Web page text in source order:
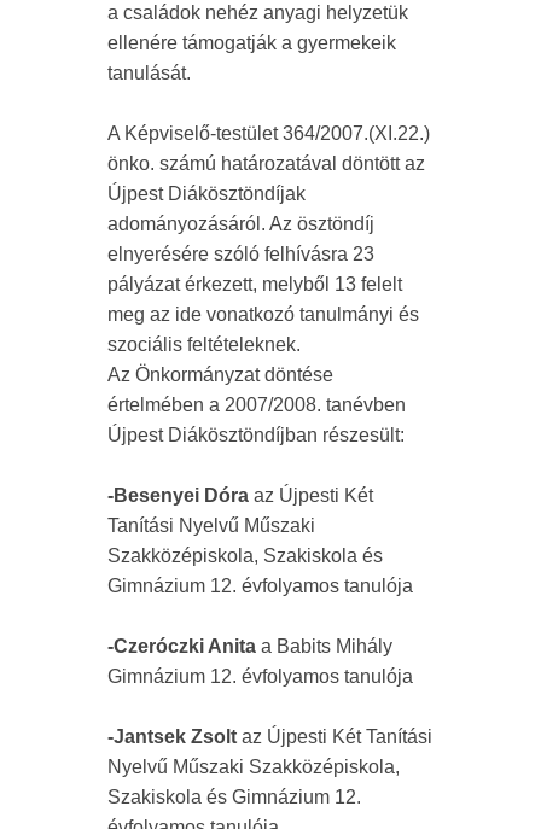
a családok nehéz anyagi helyzetük
ellenére támogatják a gyermekeik
tanulását.
A Képviselő-testület 364/2007.(XI.22.)
önko. számú határozatával döntött az
Újpest Diákösztöndíjak
adományozásáról. Az ösztöndíj
elnyerésére szóló felhívásra 23
pályázat érkezett, melyből 13 felelt
meg az ide vonatkozó tanulmányi és
szociális feltételeknek.
Az Önkormányzat döntése
értelmében a 2007/2008. tanévben
Újpest Diákösztöndíjban részesült:
-Besenyei Dóra az Újpesti Két
Tanítási Nyelvű Műszaki
Szakközépiskola, Szakiskola és
Gimnázium 12. évfolyamos tanulója
-Czeróczki Anita a Babits Mihály
Gimnázium 12. évfolyamos tanulója
-Jantsek Zsolt az Újpesti Két Tanítási
Nyelvű Műszaki Szakközépiskola,
Szakiskola és Gimnázium 12.